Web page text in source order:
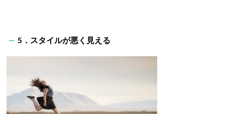
5．スタイルが悪く見える